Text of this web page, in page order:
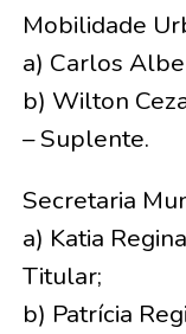
Mobilidade
a) Carlos
b) Wilton
– Suplente.
Secretaria
a) Katia
Titular;
b) Patrícia